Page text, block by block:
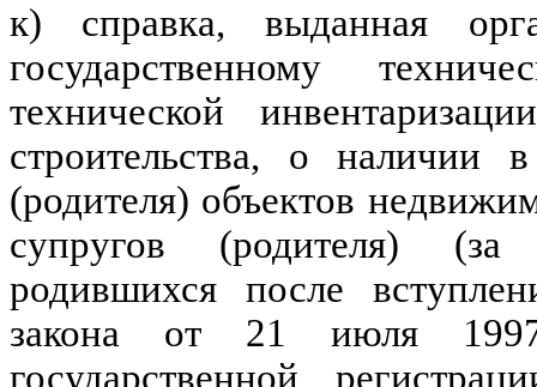
к) справка, выданная
государственному
технической
строительства, о наличии
(родителя) объектов
супругов (родителя) (за
родившихся после
закона от 21 июля
государственной